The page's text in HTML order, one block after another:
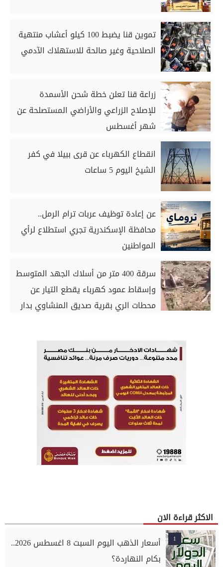
تموين قنا يضبط 100 كيلو أعشاب منتهية
الصلاحية وغير صالحة للاستهلاك الآدمي
زراعة قنا تعلن خطة شحن الأسمدة
للإصلاح الزراعي والأراضي المستصلحة عن
شهر أغسطس
انقطاع الكهرباء عن قرى ببيلا في كفر
الشيخ اليوم 5 ساعات
عن إعادة توظيف عربات ترام الرمل..
محافظة الإسكندرية تجري استطلاع لرأي
المواطنين
سرقة 400 متر من أسلاك الجهد المتوسط
وإسقاط عمود كهرباء يقطع التيار عن
محطات الري بقرية صديق المنشاوي بدار
الاكثر قراءة الان
1
أسعار الذهب اليوم السبت 8 اغسطس 2026..
بكام النهاردة؟